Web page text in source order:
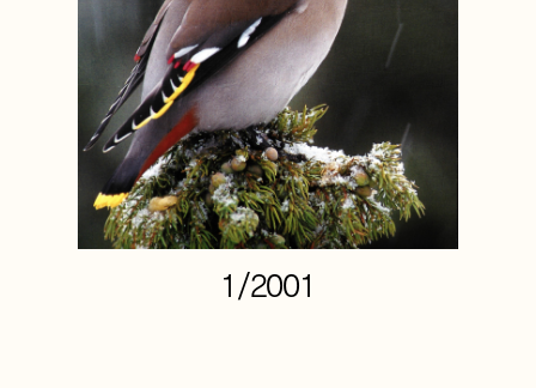
1/2001